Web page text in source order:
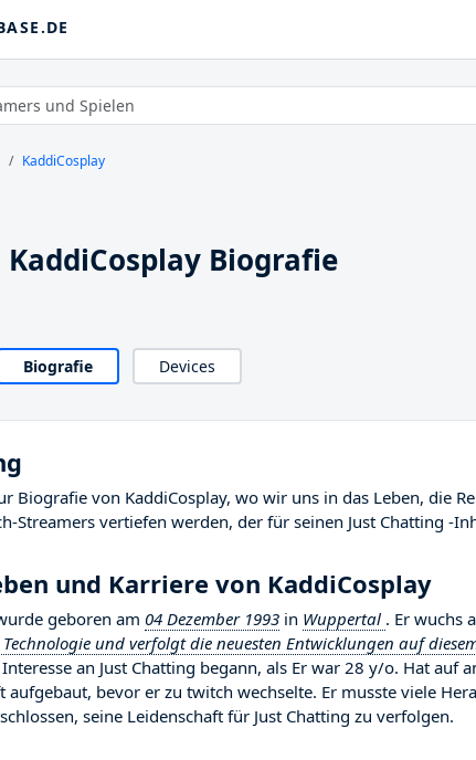
KaddiCosplay
KaddiCosplay Biografie
Biografie Devices
Biografie von KaddiCosplay, wo wir uns in das Leben, die
Streamers vertiefen werden, der für seinen Just Chatting -
und Karriere von KaddiCosplay
geboren am 04 Dezember 1993 in Wuppertal . Er wuchs
und verfolgt die neuesten Entwicklungen auf
an Just Chatting begann, als Er war 28 y/o. Hat auf
aufgebaut, bevor er zu twitch wechselte. Er musste viele
seine Leidenschaft für Just Chatting zu verfolgen.